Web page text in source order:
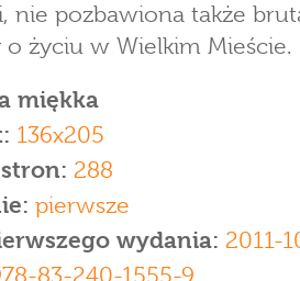
nie pozbawiona także
o życiu w Wielkim Mieście.
miękka
136x205
288
pierwsze
wydania: 2011-
83-240-1555-9